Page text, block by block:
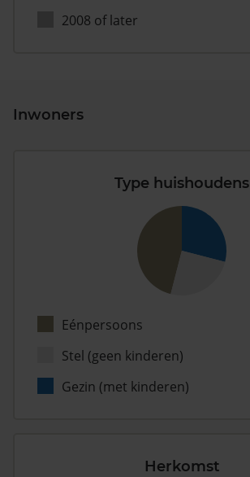
2008 of later
Inwoners
Type huishoudens
Eénpersoons
Stel (geen kinderen)
Gezin (met kinderen)
Herkomst